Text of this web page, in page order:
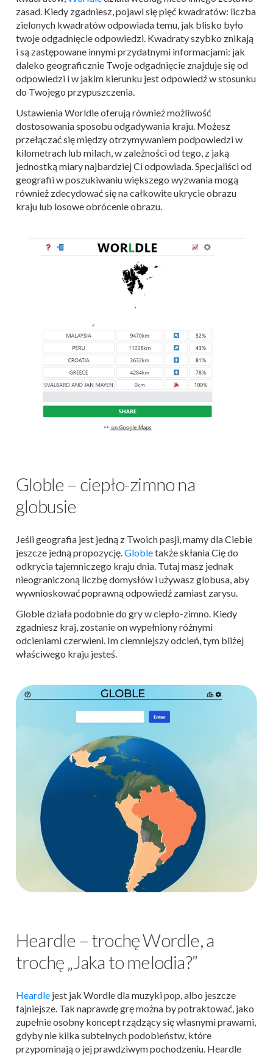
zasad. Kiedy zgadniesz, pojawi się pięć kwadratów: liczba
zielonych kwadratów odpowiada temu, jak blisko było
twoje odgadnięcie odpowiedzi. Kwadraty szybko znikają
i są zastępowane innymi przydatnymi informacjami: jak
daleko geograficznie Twoje odgadnięcie znajduje się od
odpowiedzi i w jakim kierunku jest odpowiedź w stosunku
do Twojego przypuszczenia.
Ustawienia Worldle oferują również możliwość
dostosowania sposobu odgadywania kraju. Możesz
przełączać się między otrzymywaniem podpowiedzi w
kilometrach lub milach, w zależności od tego, z jaką
jednostką miary najbardziej Ci odpowiada. Specjaliści od
geografii w poszukiwaniu większego wyzwania mogą
również zdecydować się na całkowite ukrycie obrazu
kraju lub losowe obrócenie obrazu.
Globle – ciepło-zimno na
globusie
Jeśli geografia jest jedną z Twoich pasji, mamy dla Ciebie
jeszcze jedną propozycję.Globletakże skłania Cię do
odkrycia tajemniczego kraju dnia. Tutaj masz jednak
nieograniczoną liczbę domysłów i używasz globusa, aby
wywnioskować poprawną odpowiedź zamiast zarysu.
Globle działa podobnie do gry w ciepło-zimno. Kiedy
zgadniesz kraj, zostanie on wypełniony różnymi
odcieniami czerwieni. Im ciemniejszy odcień, tym bliżej
właściwego kraju jesteś.
Heardle – trochę Wordle, a
trochę „Jaka to melodia?”
Heardle jest jak Wordle dla muzyki pop, albo jeszcze
fajniejsze. Tak naprawdę grę można by potraktować, jako
zupełnie osobny koncept rządzący się własnymi prawami,
gdyby nie kilka subtelnych podobieństw, które
przypominają o jej prawdziwym pochodzeniu. Heardle